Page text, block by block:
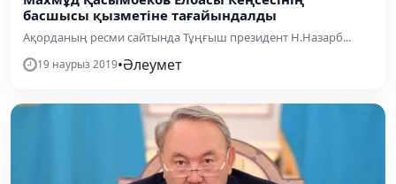
басшысы қызметіне тағайындалды
Ақорданың ресми сайтында Тұңғыш президент Н.Назарб...
19 наурыз 2019•Әлеумет